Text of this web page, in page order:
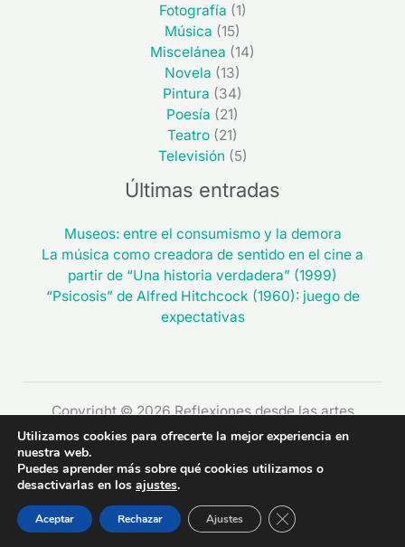
Fotografía (1)
Música (15)
Miscelánea (14)
Novela (13)
Pintura (34)
Poesía (21)
Teatro (21)
Televisión (5)
Últimas entradas
Museos: entre el consumismo y la demora
La música como creadora de sentido en el cine a
partir de “Una historia verdadera” (1999)
“Psicosis” de Alfred Hitchcock (1960): juego de
expectativas
Copyright © 2026 Reflexiones desde las artes
Utilizamos cookies para ofrecerte la mejor experiencia en
nuestra web.
Puedes aprender más sobre qué cookies utilizamos o
desactivarlas en los ajustes.
Aceptar Rechazar Ajustes CERRAR EL